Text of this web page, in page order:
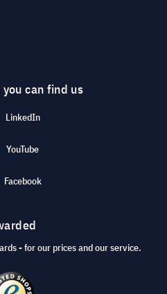
can find us
LinkedIn
YouTube
Facebook
- for our prices and our service.